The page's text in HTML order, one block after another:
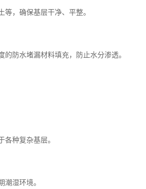
，确保基层干净、平整。
防水堵漏材料填充，防止水分渗透。
种复杂基层。
潮湿环境。